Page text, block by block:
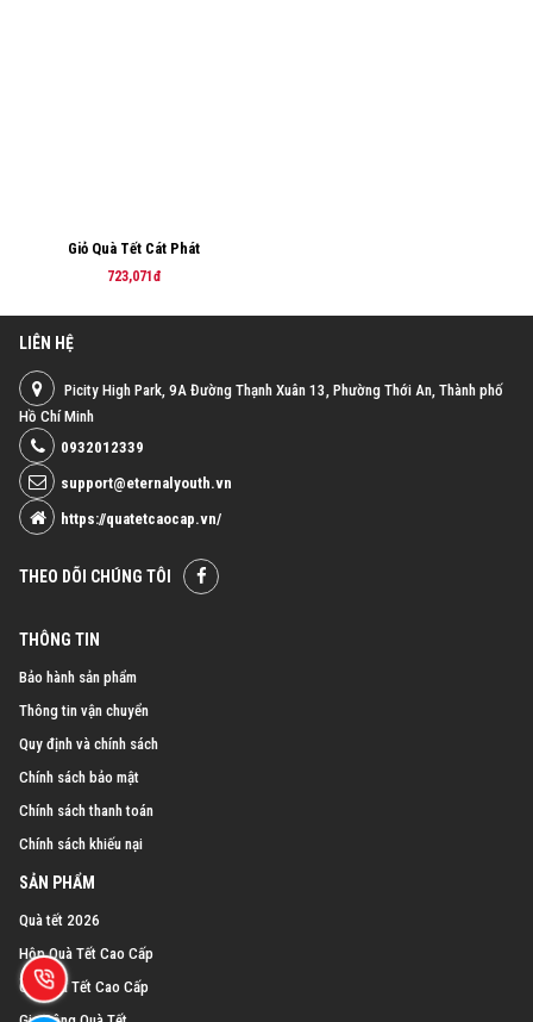
Giỏ Quà Tết Cát Phát
723,071đ
LIÊN HỆ
Picity High Park, 9A Đường Thạnh Xuân 13, Phường Thới An, Thành phố
Hồ Chí Minh
0932012339
support@eternalyouth.vn
https://quatetcaocap.vn/
THEO DÕI CHÚNG TÔI
THÔNG TIN
Bảo hành sản phẩm
Thông tin vận chuyển
Quy định và chính sách
Chính sách bảo mật
Chính sách thanh toán
Chính sách khiếu nại
SẢN PHẨM
Quà tết 2026
Hộp Quà Tết Cao Cấp
Giỏ Quà Tết Cao Cấp